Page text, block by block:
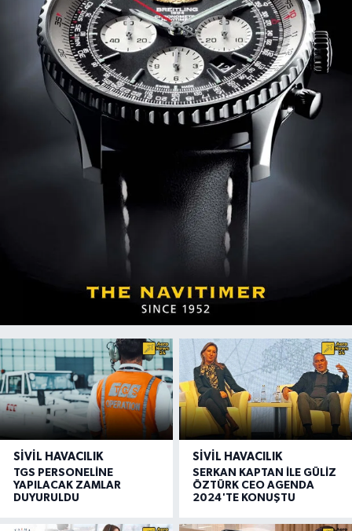
SIVIL HAVACILIK
TGS PERSONELİNE
YAPILACAK ZAMLAR
DUYURULDU
SIVIL HAVACILIK
SERKAN KAPTAN İLE GÜLİZ
ÖZTÜRK CEO AGENDA
2024'TE KONUŞTU